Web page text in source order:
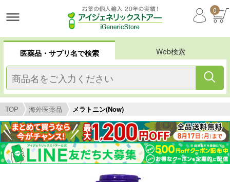
0
医薬品・サプリ名で検索 Web検索
TOP 海外医薬品 メラトニン(Now)